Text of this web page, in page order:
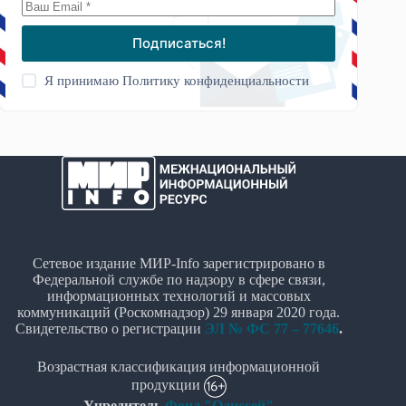
Подписаться!
Я принимаюПолитику конфиденциальности
Сетевое издание МИР-Info зарегистрировано в
Федеральной службе по надзору в сфере связи,
информационных технологий и массовых
коммуникаций (Роскомнадзор) 29 января 2020 года.
Свидетельство о регистрации ЭЛ № ФС 77 – 77646.
Возрастная классификация информационной
продукции